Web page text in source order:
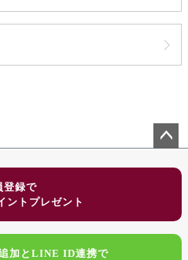
登録で
ントプレゼント
加とLINE ID連携で